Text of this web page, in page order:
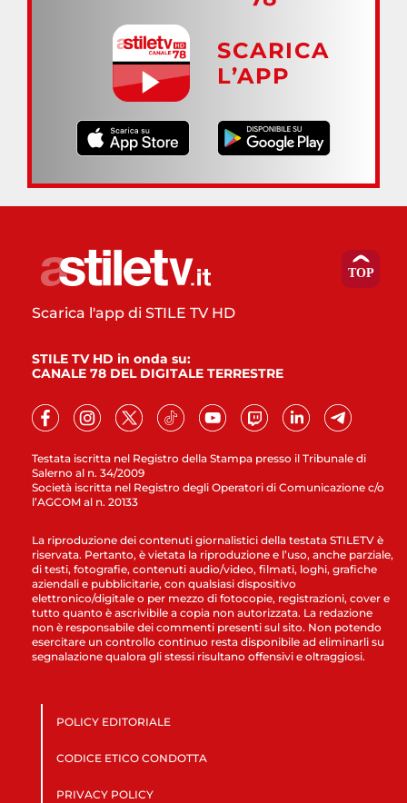
SCARICA
L’APP
Testata iscritta nel Registro della Stampa presso il Tribunale di
Salerno al n. 34/2009
Società iscritta nel Registro degli Operatori di Comunicazione c/o
l’AGCOM al n. 20133
Scarica l'app di STILE TV HD
STILE TV HD in onda su:
CANALE 78 DEL DIGITALE TERRESTRE
La riproduzione dei contenuti giornalistici della testata STILETV è
riservata. Pertanto, è vietata la riproduzione e l’uso, anche parziale,
di testi, fotografie, contenuti audio/video, filmati, loghi, grafiche
aziendali e pubblicitarie, con qualsiasi dispositivo
elettronico/digitale o per mezzo di fotocopie, registrazioni, cover e
tutto quanto è ascrivibile a copia non autorizzata. La redazione
non è responsabile dei commenti presenti sul sito. Non potendo
esercitare un controllo continuo resta disponibile ad eliminarli su
segnalazione qualora gli stessi risultano offensivi e oltraggiosi.
POLICY EDITORIALE
CODICE ETICO CONDOTTA
PRIVACY POLICY